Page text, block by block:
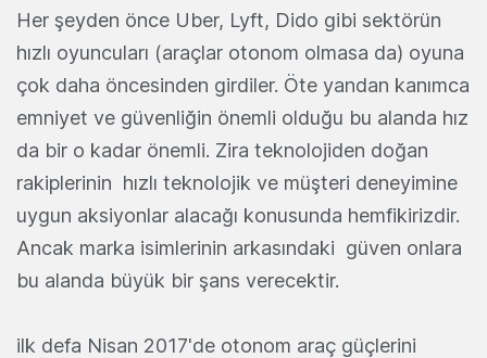
Her şeyden önce Uber, Lyft, Dido gibi sektörün
hızlı oyuncuları (araçlar otonom olmasa da) oyuna
çok daha öncesinden girdiler. Öte yandan kanımca
emniyet ve güvenliğin önemli olduğu bu alanda hız
da bir o kadar önemli. Zira teknolojiden doğan
rakiplerinin hızlı teknolojik ve müşteri deneyimine
uygun aksiyonlar alacağı konusunda hemfikirizdir.
Ancak marka isimlerinin arkasındaki güven onlara
bu alanda büyük bir şans verecektir.
ilk defa Nisan 2017'de otonom araç güçlerini